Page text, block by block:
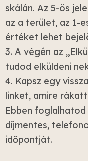
skálán. Az 5-ös
az a terület, az 1-
értéket lehet
3. A végén az
tudod elküldeni
4. Kapsz egy
linket, amire
Ebben
díjmentes,
időpontját.